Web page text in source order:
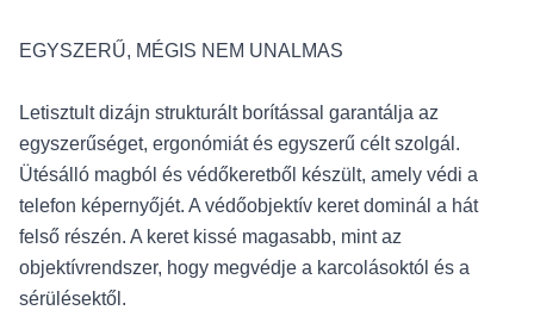
EGYSZERŰ, MÉGIS NEM UNALMAS
Letisztult dizájn strukturált borítással garantálja az
egyszerűséget, ergonómiát és egyszerű célt szolgál.
Ütésálló magból és védőkeretből készült, amely védi a
telefon képernyőjét. A védőobjektív keret dominál a hát
felső részén. A keret kissé magasabb, mint az
objektívrendszer, hogy megvédje a karcolásoktól és a
sérülésektől.